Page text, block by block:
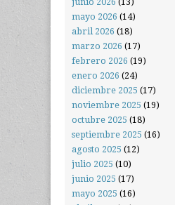
mayo 2026 (14)
abril 2026 (18)
marzo 2026 (17)
febrero 2026 (19)
enero 2026 (24)
diciembre 2025 (17)
noviembre 2025 (19)
octubre 2025 (18)
septiembre 2025 (16)
agosto 2025 (12)
julio 2025 (10)
junio 2025 (17)
mayo 2025 (16)